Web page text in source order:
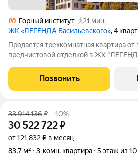
Горный институт
21 мин.
ЖК «ЛЕГЕНДА Васильевского», 4
Продается трехкомнатная квартира от
предчистовой отделкой в ЖК
просторной кухни-столовой: 25.68
распашонка, очень светлая, без
Позвонить
33 914 136₽ –10%
30 522 722₽
от 121 832 ₽ в месяц
83,7 м²
3-комн. квартира 5 этаж из 10